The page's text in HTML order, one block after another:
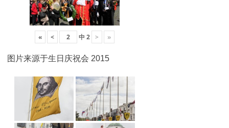
« < 中 2 > »
图片来源于生日庆祝会 2015